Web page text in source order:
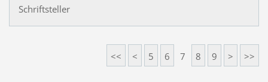
Schriftsteller
<< < 5 6 7 8 9 > >>